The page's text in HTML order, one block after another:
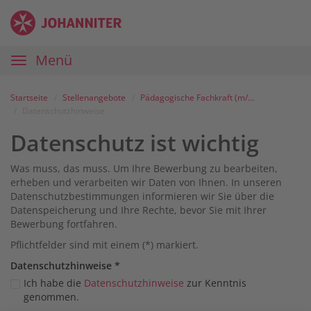
Zum
Inhalt
Anmelden
Zur
Navigation
Zur
Startseite
Karriereportal
Johanniter
Hauptnavigation
Menü
Startseite Stellenangebote
Pädagogische Fachkraft (m/w/d)
Datenschutz ist wichtig
Was muss, das muss. Um Ihre Bewerbung zu bearbeiten,
erheben und verarbeiten wir Daten von Ihnen. In unseren
Datenschutzbestimmungen informieren wir Sie über die
Datenspeicherung und Ihre Rechte, bevor Sie mit Ihrer
Bewerbung fortfahren.
Pflichtfelder sind mit einem (*) markiert.
Datenschutz­hinweise *
Ich habe die Datenschutzhinweise zur Kenntnis
genommen.